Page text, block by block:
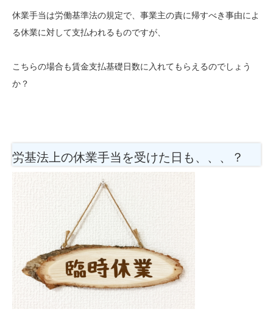
休業手当は労働基準法の規定で、事業主の責に帰すべき事由によ
る休業に対して支払われるものですが、
こちらの場合も賃金支払基礎日数に入れてもらえるのでしょう
か？
労基法上の休業手当を受けた日も、、、？